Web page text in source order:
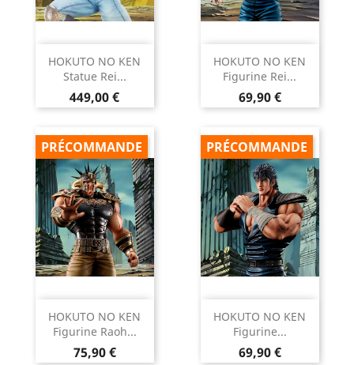
HOKUTO NO KEN
Statue Rei...
Prix
449,00 €
HOKUTO NO KEN
Figurine Rei...
Prix
69,90 €
HOKUTO NO KEN
Figurine Raoh...
Prix
75,90 €
PRÉCOMMANDE
HOKUTO NO KEN
Figurine...
Prix
69,90 €
PRÉCOMMANDE